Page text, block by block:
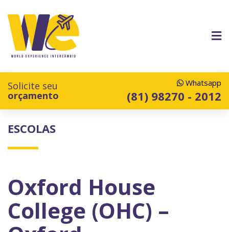
Solicite seu
orçamento
Whatsapp
(81) 98270 - 2012
ESCOLAS
Oxford House
College (OHC) –